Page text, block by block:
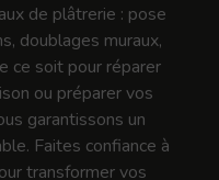
de plâtrerie : pose
doublages muraux,
ce soit pour réparer
ou préparer vos
garantissons un
Faites confiance à
transformer vos